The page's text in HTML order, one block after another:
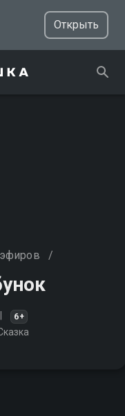
Открыть
/
6+